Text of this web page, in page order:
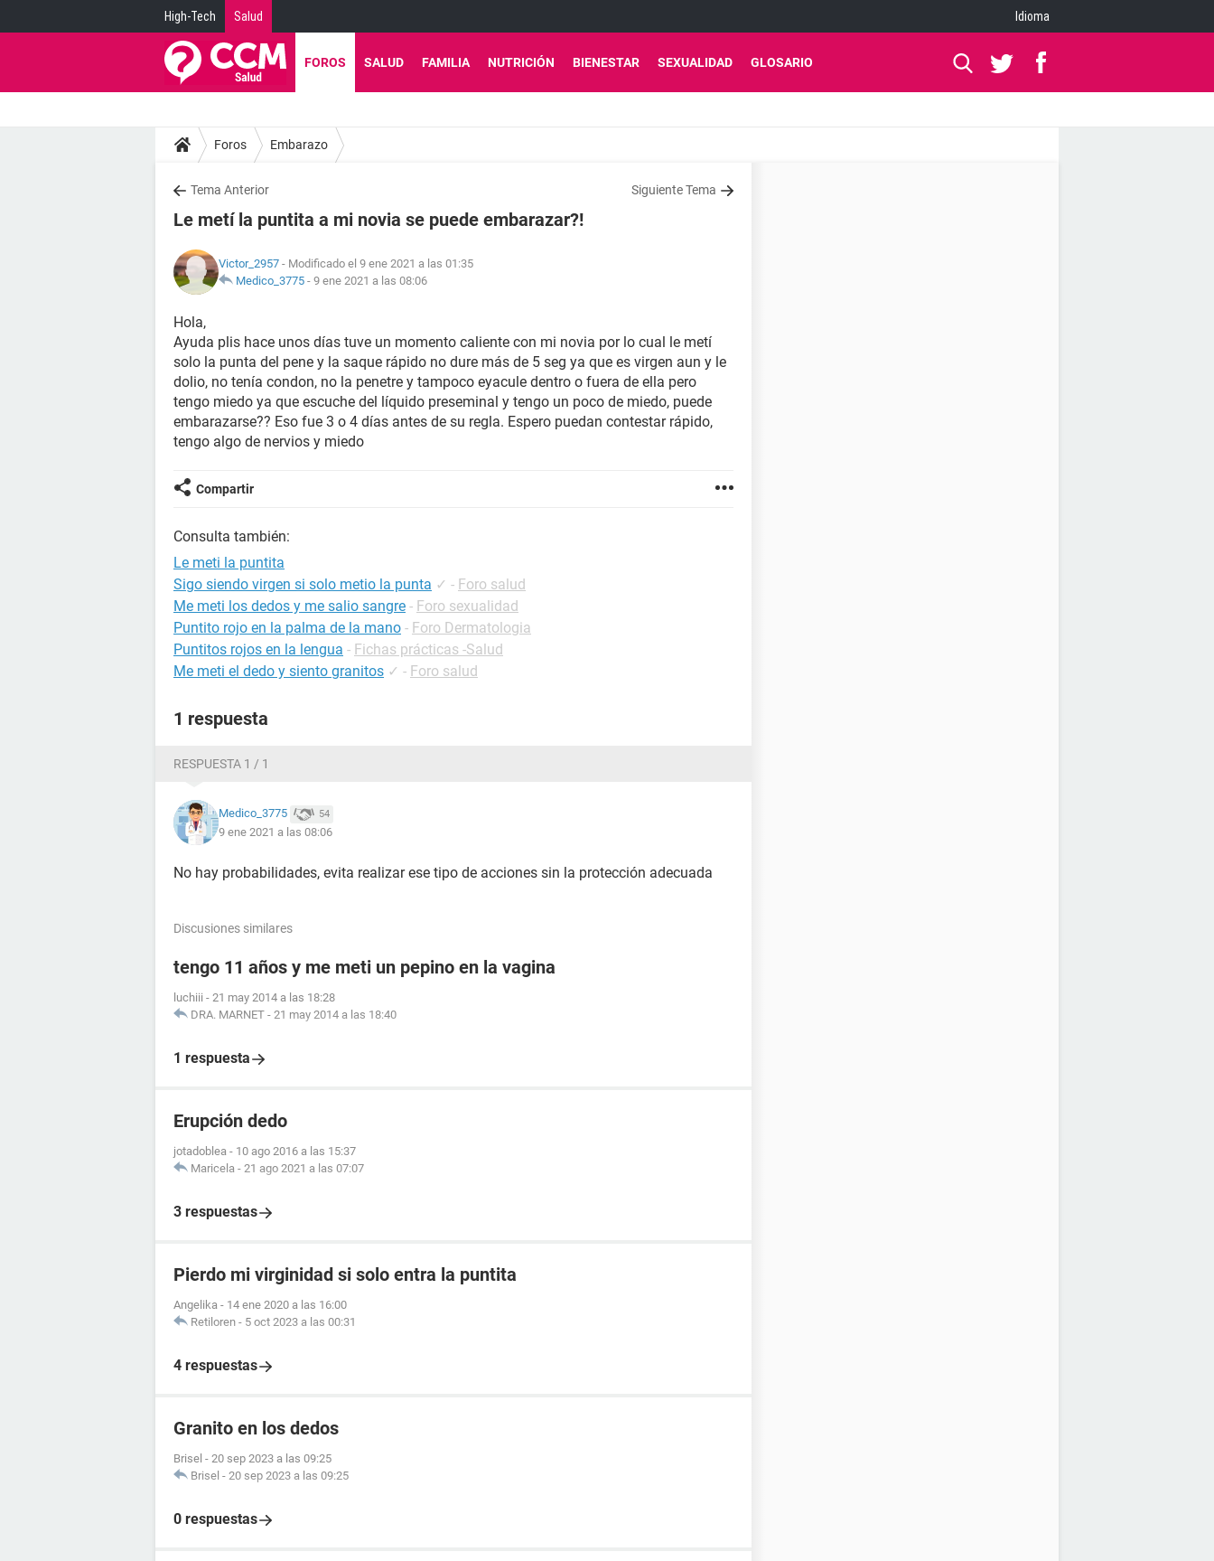
High-Tech Salud Idioma
FOROS SALUD FAMILIA NUTRICIÓN BIENESTAR SEXUALIDAD GLOSARIO
Foros Embarazo
Tema Anterior Siguiente Tema
Le metí la puntita a mi novia se puede embarazar?!
Victor_2957 - Modificado el 9 ene 2021 a las 01:35
Medico_3775 - 9 ene 2021 a las 08:06
Hola,
Ayuda plis hace unos días tuve un momento caliente con mi novia por lo cual le metí
solo la punta del pene y la saque rápido no dure más de 5 seg ya que es virgen aun y le
dolio, no tenía condon, no la penetre y tampoco eyacule dentro o fuera de ella pero
tengo miedo ya que escuche del líquido preseminal y tengo un poco de miedo, puede
embarazarse?? Eso fue 3 o 4 días antes de su regla. Espero puedan contestar rápido,
tengo algo de nervios y miedo
Compartir
Consulta también:
Le meti la puntita
Sigo siendo virgen si solo metio la punta ✓ - Foro salud
Me meti los dedos y me salio sangre - Foro sexualidad
Puntito rojo en la palma de la mano - Foro Dermatologia
Puntitos rojos en la lengua - Fichas prácticas -Salud
Me meti el dedo y siento granitos ✓ - Foro salud
1 respuesta
RESPUESTA 1 / 1
Medico_3775 54
9 ene 2021 a las 08:06
No hay probabilidades, evita realizar ese tipo de acciones sin la protección adecuada
Discusiones similares
tengo 11 años y me meti un pepino en la vagina
luchiii - 21 may 2014 a las 18:28
DRA. MARNET - 21 may 2014 a las 18:40
1 respuesta
Erupción dedo
jotadoblea - 10 ago 2016 a las 15:37
Maricela - 21 ago 2021 a las 07:07
3 respuestas
Pierdo mi virginidad si solo entra la puntita
Angelika - 14 ene 2020 a las 16:00
Retiloren - 5 oct 2023 a las 00:31
4 respuestas
Granito en los dedos
Brisel - 20 sep 2023 a las 09:25
Brisel - 20 sep 2023 a las 09:25
0 respuestas